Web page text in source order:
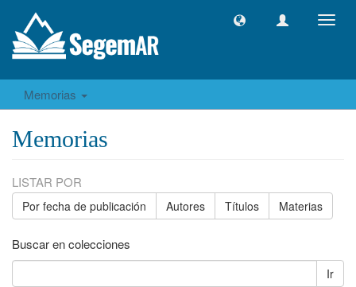
Memorias
Memorias
LISTAR POR
Por fecha de publicación Autores Títulos Materias
Buscar en colecciones
Ir